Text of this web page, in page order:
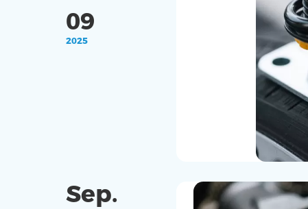
09
2025
Sep.